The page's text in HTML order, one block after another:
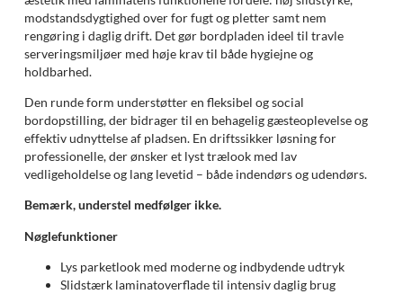
modstandsdygtighed over for fugt og pletter samt nem
rengøring i daglig drift. Det gør bordpladen ideel til travle
serveringsmiljøer med høje krav til både hygiejne og
holdbarhed.
Den runde form understøtter en fleksibel og social
bordopstilling, der bidrager til en behagelig gæsteoplevelse og
effektiv udnyttelse af pladsen. En driftssikker løsning for
professionelle, der ønsker et lyst trælook med lav
vedligeholdelse og lang levetid – både indendørs og udendørs.
Bemærk, understel medfølger ikke.
Nøglefunktioner
Lys parketlook med moderne og indbydende udtryk
Slidstærk laminatoverflade til intensiv daglig brug